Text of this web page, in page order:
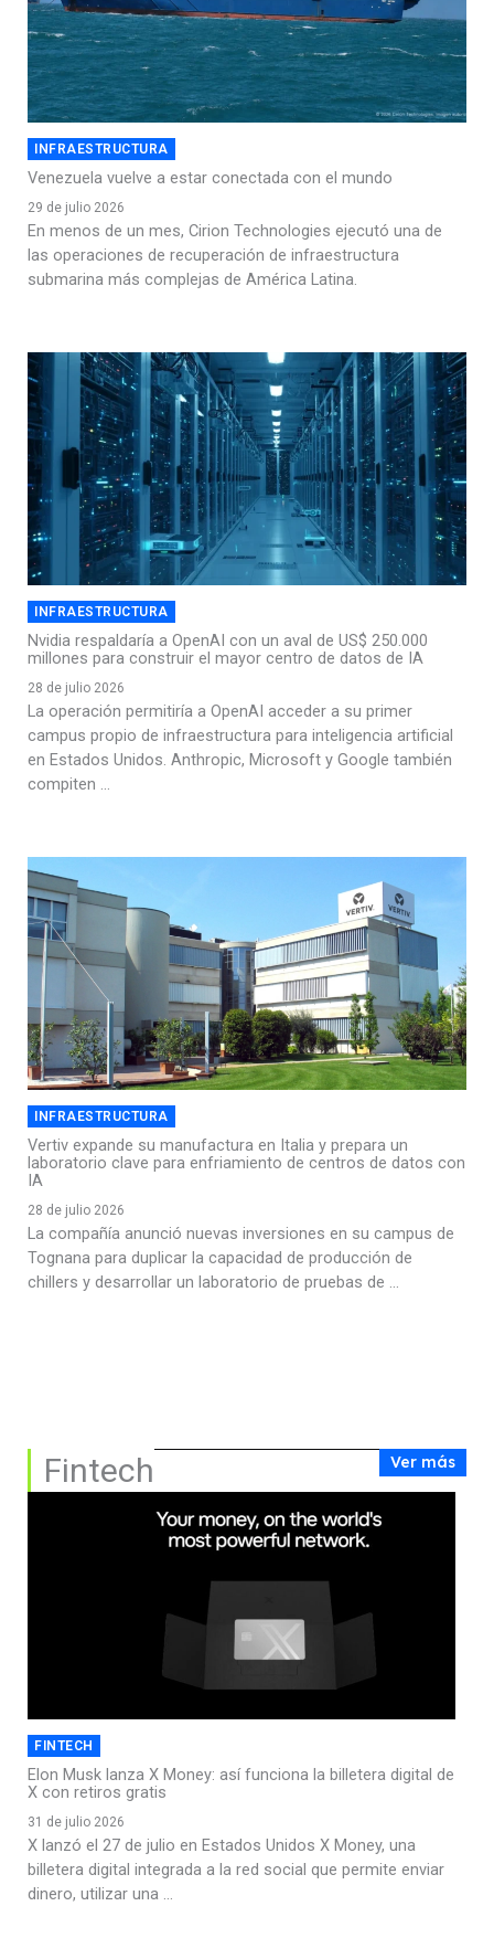
INFRAESTRUCTURA
Venezuela vuelve a estar conectada con el mundo
29 de julio 2026
En menos de un mes, Cirion Technologies ejecutó una de
las operaciones de recuperación de infraestructura
submarina más complejas de América Latina.
INFRAESTRUCTURA
Nvidia respaldaría a OpenAI con un aval de US$ 250.000
millones para construir el mayor centro de datos de IA
28 de julio 2026
La operación permitiría a OpenAI acceder a su primer
campus propio de infraestructura para inteligencia artificial
en Estados Unidos. Anthropic, Microsoft y Google también
compiten ...
INFRAESTRUCTURA
Vertiv expande su manufactura en Italia y prepara un
laboratorio clave para enfriamiento de centros de datos con
IA
28 de julio 2026
La compañía anunció nuevas inversiones en su campus de
Tognana para duplicar la capacidad de producción de
chillers y desarrollar un laboratorio de pruebas de ...
Fintech Ver más
FINTECH
Elon Musk lanza X Money: así funciona la billetera digital de
X con retiros gratis
31 de julio 2026
X lanzó el 27 de julio en Estados Unidos X Money, una
billetera digital integrada a la red social que permite enviar
dinero, utilizar una ...